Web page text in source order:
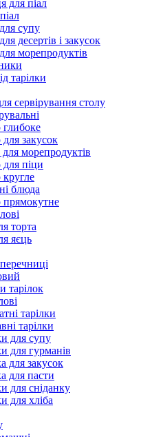
для піал
супу
десертів і закусок
морепродуктів
тарілки
сервірування столу
закусок
морепродуктів
піци
блюда
торта
яєць
тарілок
тарілки
тарілки
для супу
для гурманів
для закусок
для пасти
для сніданку
для хліба